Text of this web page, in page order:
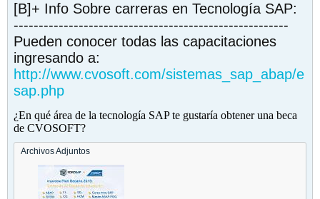
[B]+ Info Sobre carreras en Tecnología SAP:
-------------------------------------------------------
Pueden conocer todas las capacitaciones
ingresando a:
http://www.cvosoft.com/sistemas_sap_abap/e
sap.php
¿En qué área de la tecnología SAP te gustaría obtener una beca
de CVOSOFT?
Archivos Adjuntos